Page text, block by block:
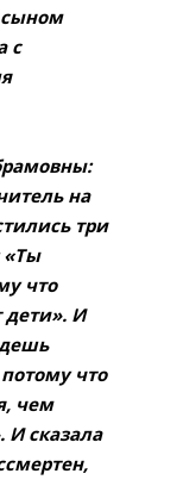
сыном
с
на
три
«Ты
что
дети». И
что
чем
И сказала